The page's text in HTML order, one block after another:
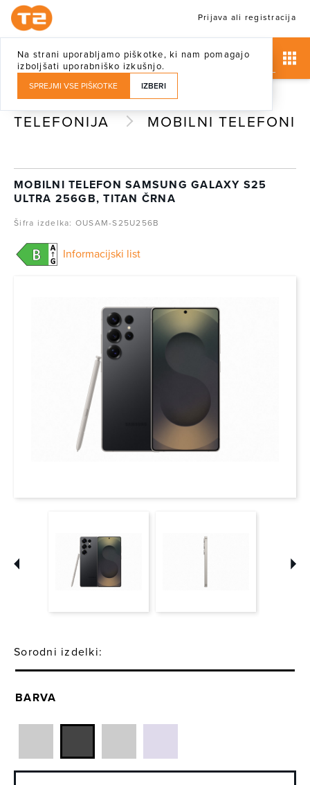
Na strani uporabljamo piškotke, ki nam pomagajo
izboljšati uporabniško izkušnjo.
SPREJMI VSE PIŠKOTKE IZBERI
Prijava ali registracija
TELEFONIJA MOBILNI TELEFONI
MOBILNI TELEFON SAMSUNG GALAXY S25
ULTRA 256GB, TITAN ČRNA
Šifra izdelka: OUSAM-S25U256B
Informacijski list
Sorodni izdelki:
BARVA